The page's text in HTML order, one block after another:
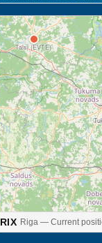
Talsi (EVTE)
RIX Riga — Current